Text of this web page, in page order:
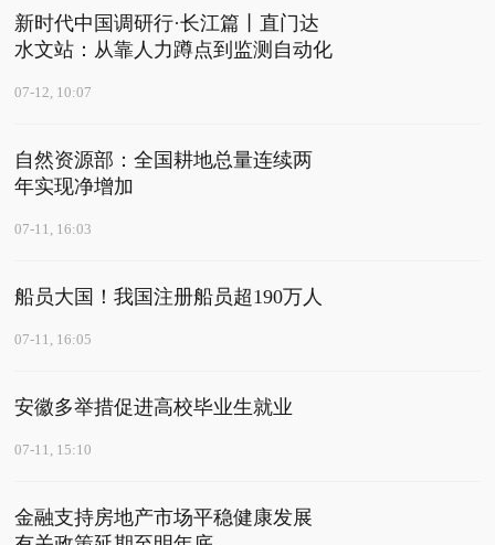
新时代中国调研行·长江篇丨直门达
水文站：从靠人力蹲点到监测自动化
07-12, 10:07
自然资源部：全国耕地总量连续两
年实现净增加
07-11, 16:03
船员大国！我国注册船员超190万人
07-11, 16:05
安徽多举措促进高校毕业生就业
07-11, 15:10
金融支持房地产市场平稳健康发展